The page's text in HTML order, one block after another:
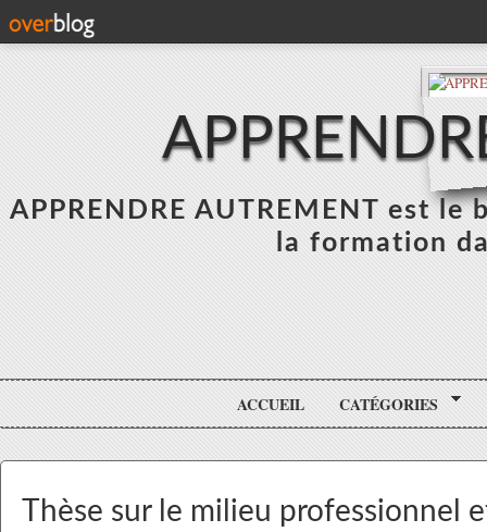
APPRENDRE AUTREMENT est
la formation
ACCUEIL CATÉGORIES
Thèse sur le milieu professionnel